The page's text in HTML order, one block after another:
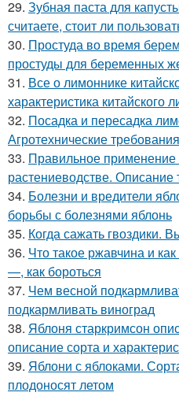
29. Зубная паста для
считаете, стоит ли
30. Простуда во время
простуды для беременных
31. Все о лимоннике
характеристика китайского
32. Посадка и пересадка
Агротехнические требования
33. Правильное
растениеводстве.
34. Болезни и вредители
борьбы с болезнями яблонь
35. Когда сажать гвоздики.
36. Что такое ржавчина и
—, как бороться
37. Чем весной
подкармливать виноград
38. Яблоня старкримсон
описание сорта и
39. Яблони с яблоками.
плодоносят летом